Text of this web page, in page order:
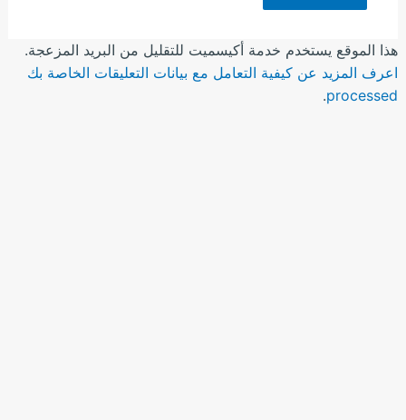
هذا الموقع يستخدم خدمة أكيسميت للتقليل من البريد المزعجة.
اعرف المزيد عن كيفية التعامل مع بيانات التعليقات الخاصة بك
processed
.